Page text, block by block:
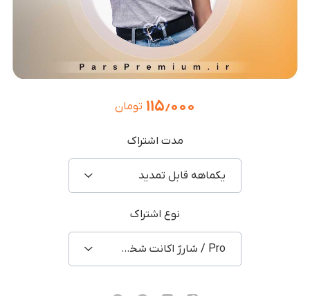
۱۱۵٫۰۰۰ تومان
مدت اشتراک
یکماهه قابل تمدید
نوع اشتراک
Pro / شارژ اکانت شخصی